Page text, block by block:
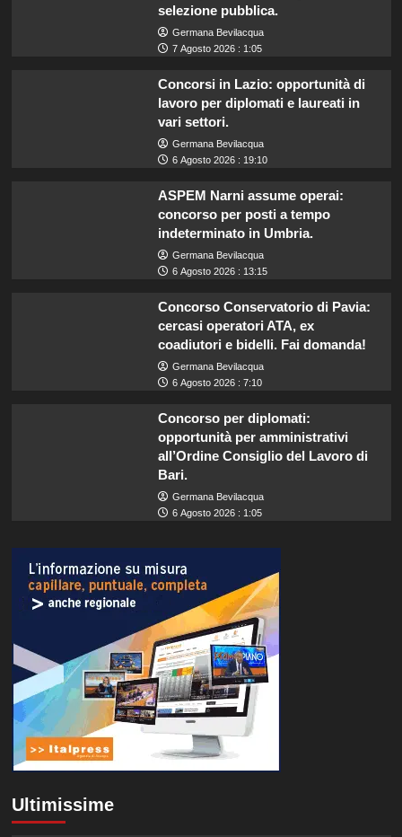
selezione pubblica.
Germana Bevilacqua
7 Agosto 2026 : 1:05
Concorsi in Lazio: opportunità di
lavoro per diplomati e laureati in
vari settori.
Germana Bevilacqua
6 Agosto 2026 : 19:10
ASPEM Narni assume operai:
concorso per posti a tempo
indeterminato in Umbria.
Germana Bevilacqua
6 Agosto 2026 : 13:15
Concorso Conservatorio di Pavia:
cercasi operatori ATA, ex
coadiutori e bidelli. Fai domanda!
Germana Bevilacqua
6 Agosto 2026 : 7:10
Concorso per diplomati:
opportunità per amministrativi
all’Ordine Consiglio del Lavoro di
Bari.
Germana Bevilacqua
6 Agosto 2026 : 1:05
Ultimissime